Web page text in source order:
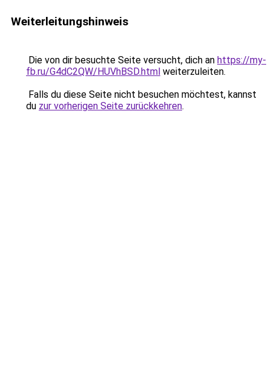
Weiterleitungshinweis
Die von dir besuchte Seite versucht, dich an https://my-
fb.ru/G4dC2QW/HUVhBSD.html weiterzuleiten.
Falls du diese Seite nicht besuchen möchtest, kannst
du zur vorherigen Seite zurückkehren.